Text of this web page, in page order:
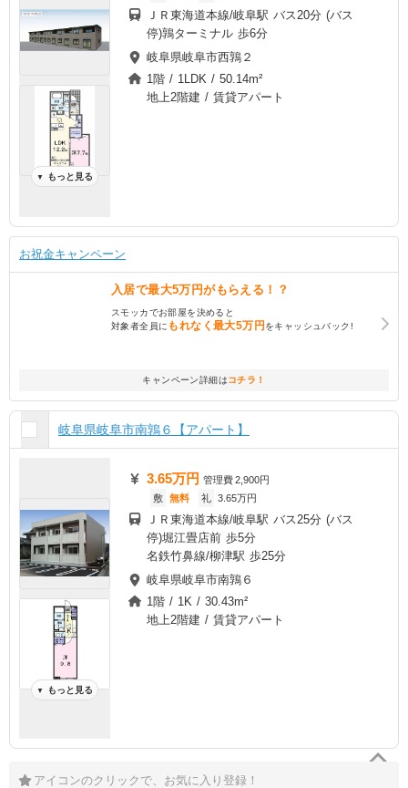
▼ もっと見る
ＪＲ東海道本線/岐阜駅 バス20分 (バス
停)鶉ターミナル 歩6分
岐阜県岐阜市西鶉２
1階 / 1LDK / 50.14m²
地上2階建 / 賃貸アパート
お祝金キャンペーン
入居で最大5万円がもらえる！？
スモッカでお部屋を決めると
対象者全員に もれなく最大5万円をキャッシュバック!
キャンペーン詳細はコチラ！
岐阜県岐阜市南鶉６【アパート】
▼ もっと見る
3.65万円 管理費2,900円
敷 無料 礼 3.65万円
ＪＲ東海道本線/岐阜駅 バス25分 (バス
停)堀江畳店前 歩5分
名鉄竹鼻線/柳津駅 歩25分
岐阜県岐阜市南鶉６
1階 / 1K / 30.43m²
地上2階建 / 賃貸アパート
アイコンのクリックで、お気に入り登録！